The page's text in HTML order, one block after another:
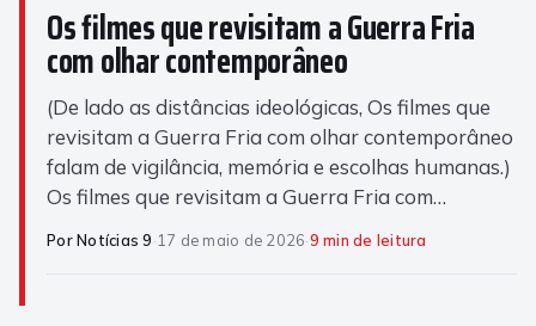
Os filmes que revisitam a Guerra Fria
com olhar contemporâneo
(De lado as distâncias ideológicas, Os filmes que
revisitam a Guerra Fria com olhar contemporâneo
falam de vigilância, memória e escolhas humanas.)
Os filmes que revisitam a Guerra Fria com…
Por Notícias 9·17 de maio de 2026·9 min de leitura